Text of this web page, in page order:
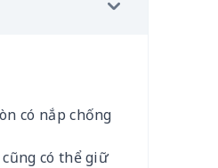
có nắp chống
có thể giữ